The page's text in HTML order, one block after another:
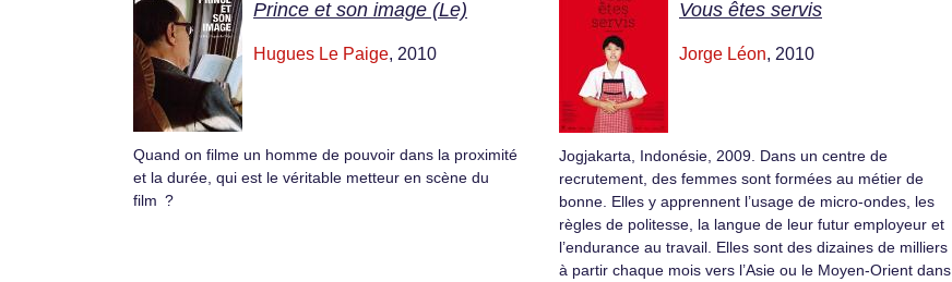
Prince et son image (Le)
Hugues Le Paige, 2010
Quand on filme un homme de pouvoir dans la proximité
et la durée, qui est le véritable metteur en scène du
film ?
Vous êtes servis
Jorge Léon, 2010
Jogjakarta, Indonésie, 2009. Dans un centre de
recrutement, des femmes sont formées au métier de
bonne. Elles y apprennent l’usage de micro-ondes, les
règles de politesse, la langue de leur futur employeur et
l’endurance au travail. Elles sont des dizaines de milliers
à partir chaque mois vers l’Asie ou le Moyen-Orient dans